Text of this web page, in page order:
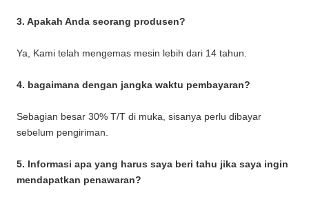
3. Apakah Anda seorang produsen?
Ya, Kami telah mengemas mesin lebih dari 14 tahun.
4. bagaimana dengan jangka waktu pembayaran?
Sebagian besar 30% T/T di muka, sisanya perlu dibayar
sebelum pengiriman.
5. Informasi apa yang harus saya beri tahu jika saya ingin
mendapatkan penawaran?